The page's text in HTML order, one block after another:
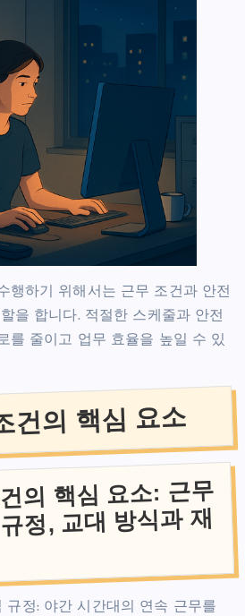
행하기 위해서는 근무 조건과 안전
을 합니다. 적절한 스케줄과 안전
를 줄이고 업무 효율을 높일 수 있
건의 핵심 요소
의 핵심 요소: 근무
정, 교대 방식과 재
규정: 야간 시간대의 연속 근무를